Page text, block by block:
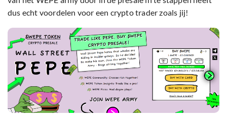
dus echt voordelen voor een crypto trader zoals jij!